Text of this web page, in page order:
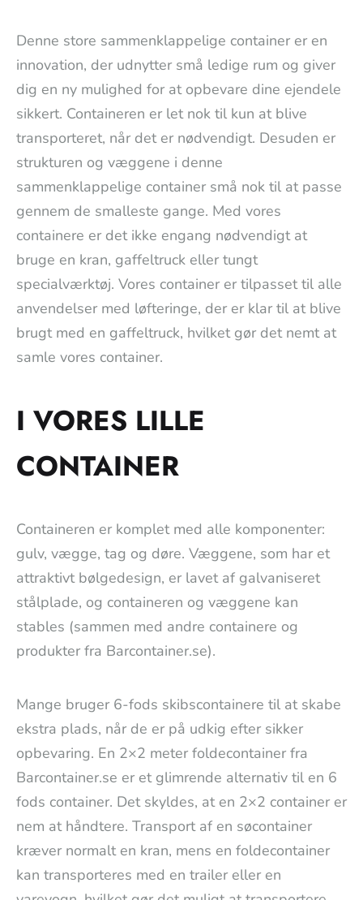
Denne store sammenklappelige container er en
innovation, der udnytter små ledige rum og giver
dig en ny mulighed for at opbevare dine ejendele
sikkert. Containeren er let nok til kun at blive
transporteret, når det er nødvendigt. Desuden er
strukturen og væggene i denne
sammenklappelige container små nok til at passe
gennem de smalleste gange. Med vores
containere er det ikke engang nødvendigt at
bruge en kran, gaffeltruck eller tungt
specialværktøj. Vores container er tilpasset til alle
anvendelser med løfteringe, der er klar til at blive
brugt med en gaffeltruck, hvilket gør det nemt at
samle vores container.
I VORES LILLE
CONTAINER
Containeren er komplet med alle komponenter:
gulv, vægge, tag og døre. Væggene, som har et
attraktivt bølgedesign, er lavet af galvaniseret
stålplade, og containeren og væggene kan
stables (sammen med andre containere og
produkter fra Barcontainer.se).
Mange bruger 6-fods skibscontainere til at skabe
ekstra plads, når de er på udkig efter sikker
opbevaring. En 2×2 meter foldecontainer fra
Barcontainer.se er et glimrende alternativ til en 6
fods container. Det skyldes, at en 2×2 container er
nem at håndtere. Transport af en søcontainer
kræver normalt en kran, mens en foldecontainer
kan transporteres med en trailer eller en